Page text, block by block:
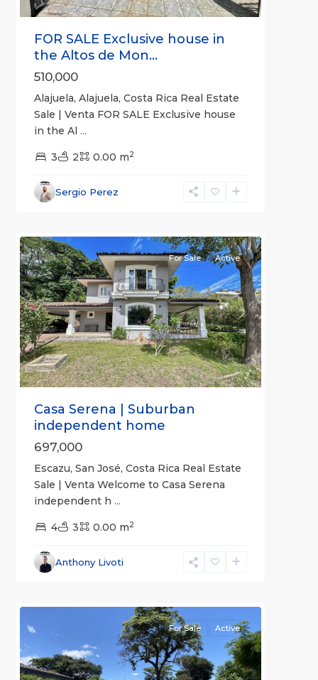
FOR SALE Exclusive house in
the Altos de Mon...
510,000
Alajuela, Alajuela, Costa Rica Real Estate
Sale | Venta FOR SALE Exclusive house
in the Al ...
3 2 0.00 m2
Sergio Perez
San
José
Previous Next
For Sale Active
Casa Serena | Suburban
independent home
697,000
Escazu, San José, Costa Rica Real Estate
Sale | Venta Welcome to Casa Serena
independent h ...
4 3 0.00 m2
Anthony Livoti
Alajuela,
Alajuela
For Sale Active